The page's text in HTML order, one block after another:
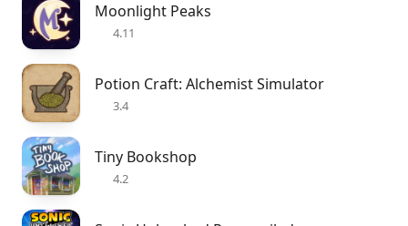
Moonlight Peaks
4.11
Potion Craft: Alchemist Simulator
3.4
Tiny Bookshop
4.2